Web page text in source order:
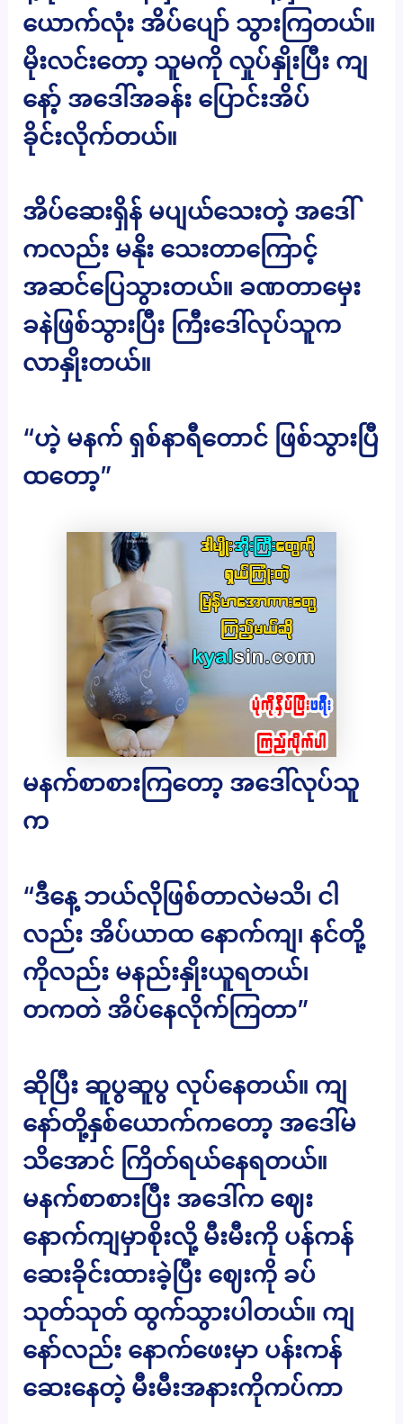
ယောက်လုံး အိပ်ပျော် သွားကြတယ်။
မိုးလင်းတော့ သူမကို လှုပ်နှိုးပြီး ကျ
နော့် အဒေါ်အခန်း ပြောင်းအိပ်
ခိုင်းလိုက်တယ်။
အိပ်ဆေးရှိန် မပျယ်သေးတဲ့ အဒေါ်
ကလည်း မနိုး သေးတာကြောင့်
အဆင်ပြေသွားတယ်။ ခဏတာမှေး
ခနဲဖြစ်သွားပြီး ကြီးဒေါ်လုပ်သူက
လာနှိုးတယ်။
“ဟဲ့ မနက် ရှစ်နာရီတောင် ဖြစ်သွားပြီ
ထတော့”
မနက်စာစားကြတော့ အဒေါ်လုပ်သူ
က
“ဒီနေ့ ဘယ်လိုဖြစ်တာလဲမသိ၊ ငါ
လည်း အိပ်ယာထ နောက်ကျ၊ နင်တို့
ကိုလည်း မနည်းနှိုးယူရတယ်၊
တကတဲ အိပ်နေလိုက်ကြတာ”
ဆိုပြီး ဆူပွဆူပွ လုပ်နေတယ်။ ကျ
နော်တို့နှစ်ယောက်ကတော့ အဒေါ်မ
သိအောင် ကြိတ်ရယ်နေရတယ်။
မနက်စာစားပြီး အဒေါ်က ဈေး
နောက်ကျမှာစိုးလို့ မီးမီးကို ပန်ကန်
ဆေးခိုင်းထားခဲ့ပြီး ဈေးကို ခပ်
သုတ်သုတ် ထွက်သွားပါတယ်။ ကျ
နော်လည်း နောက်ဖေးမှာ ပန်းကန်
ဆေးနေတဲ့ မီးမီးအနားကိုကပ်ကာ